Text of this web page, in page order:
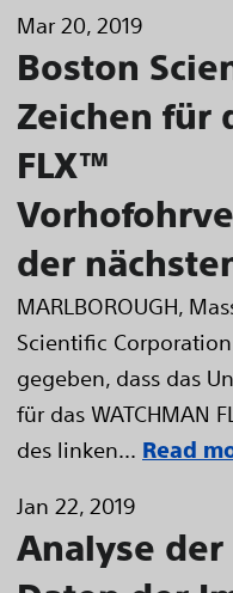
Mar 20, 2019
Boston
Zeichen für
FLX™
der
MARLBOROUGH,
Scientific
gegeben, dass das
für das WATCHMAN
des linken... Read
Jan 22, 2019
Analyse